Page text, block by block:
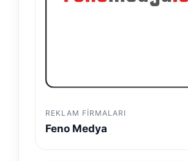
REKLAM FIRMALARI
Feno Medya